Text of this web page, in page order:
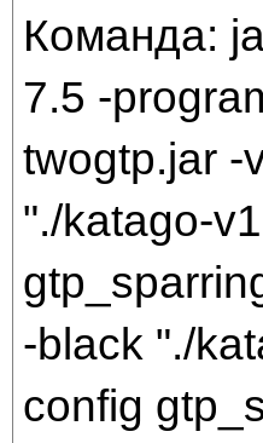
Команда:
7.5 -
twogtp.jar -
"./katago-
-black "./
config